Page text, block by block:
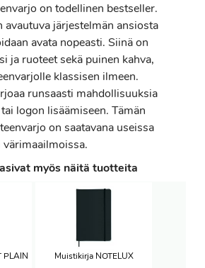
on todellinen bestseller.
järjestelmän ansiosta
avata nopeasti. Siinä on
ja ruoteet sekä puinen kahva,
klassisen ilmeen.
runsaasti mahdollisuuksia
logon lisäämiseen. Tämän
on saatavana useissa
myös näitä tuotteita
PLAIN Muistikirja NOTELUX